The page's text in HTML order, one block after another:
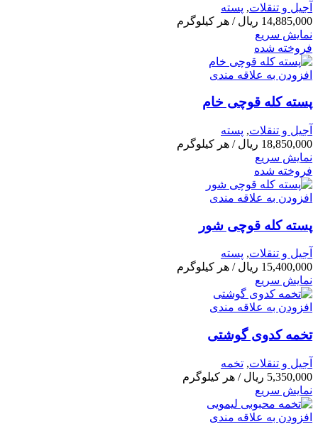
آجیل و تنقلات, پسته
14,885,000 ریال / هر کیلوگرم
نمایش سریع
فروخته شده
افزودن به علاقه مندی
پسته کله قوچی خام
آجیل و تنقلات, پسته
18,850,000 ریال / هر کیلوگرم
نمایش سریع
فروخته شده
افزودن به علاقه مندی
پسته کله قوچی شور
آجیل و تنقلات, پسته
15,400,000 ریال / هر کیلوگرم
نمایش سریع
افزودن به علاقه مندی
تخمه کدوی گوشتی
آجیل و تنقلات, تخمه
5,350,000 ریال / هر کیلوگرم
نمایش سریع
افزودن به علاقه مندی